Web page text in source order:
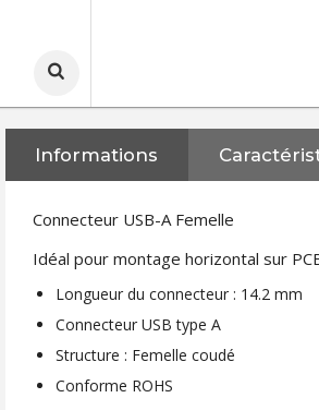
Informations
Connecteur USB-A Femelle
Idéal pour montage horizontal sur
Longueur du connecteur : 14.2 mm
Connecteur USB type A
Structure : Femelle coudé
Conforme ROHS